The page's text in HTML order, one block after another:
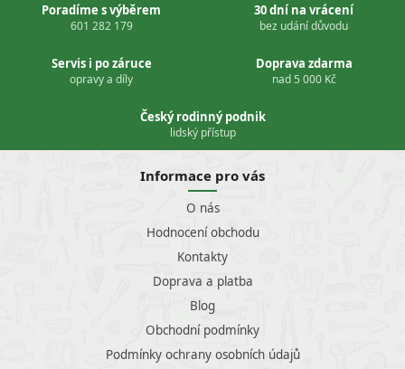
Poradíme s výběrem
601 282 179
30 dní na vrácení
bez udání důvodu
Servis i po záruce
opravy a díly
Doprava zdarma
nad 5 000 Kč
Český rodinný podnik
lidský přístup
Informace pro vás
O nás
Hodnocení obchodu
Kontakty
Doprava a platba
Blog
Obchodní podmínky
Podmínky ochrany osobních údajů